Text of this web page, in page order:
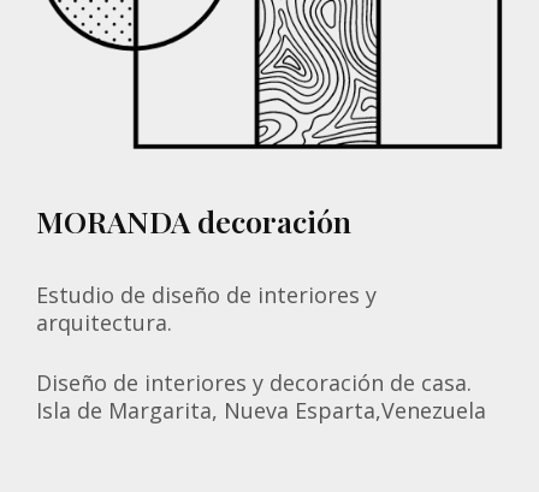
MORANDA decoración
Estudio de diseño de interiores y
arquitectura.
Diseño de interiores y decoración de casa.
Isla de Margarita, Nueva Esparta,Venezuela